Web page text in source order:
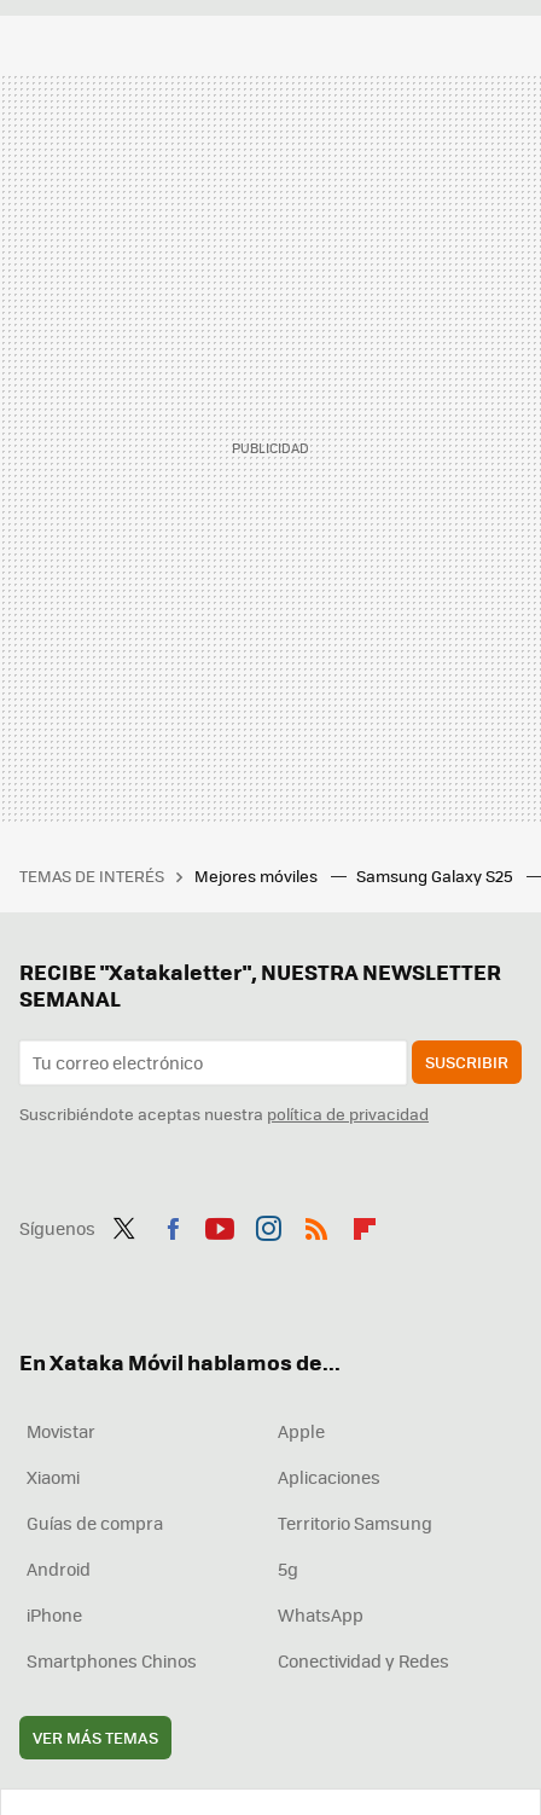
TEMAS DE INTERÉS Mejores móviles Samsung Galaxy S25
RECIBE "Xatakaletter", NUESTRA NEWSLETTER
SEMANAL
SUSCRIBIR
Suscribiéndote aceptas nuestra política de privacidad
Síguenos
En Xataka Móvil hablamos de...
Movistar
Apple
Xiaomi
Aplicaciones
Guías de compra
Territorio Samsung
Android
5g
iPhone
WhatsApp
Smartphones Chinos
Conectividad y Redes
VER MÁS TEMAS